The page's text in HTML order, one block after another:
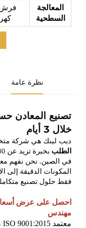
المعالجة
السطحية
نظرة عامة
تصنيع المعادن
خلال 3 أيام
ديب لينك هي شركة
الطلب
في الصين. نحن نفهم
المكونات الدقيقة إلى
فقط حلول تصنيع
احصل على عرض أسعار
مهندس
معتمد ISO 9001:2015